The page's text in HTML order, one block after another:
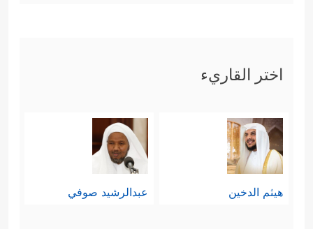
اختر القاريء
هيثم الدخين عبدالرشيد صوفي